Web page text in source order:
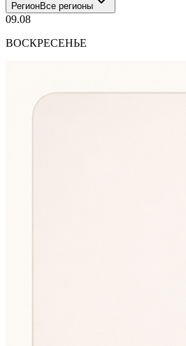
РегионВсе регионы
09.08
ВОСКРЕСЕНЬЕ